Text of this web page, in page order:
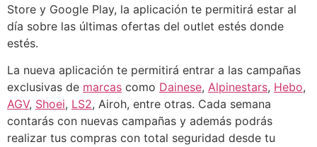
Store y Google Play, la aplicación te permitirá estar al
día sobre las últimas ofertas del outlet estés donde
estés.
La nueva aplicación te permitirá entrar a las campañas
exclusivas de marcas como Dainese, Alpinestars, Hebo,
AGV, Shoei, LS2, Airoh, entre otras. Cada semana
contarás con nuevas campañas y además podrás
realizar tus compras con total seguridad desde tu